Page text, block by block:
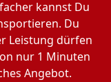
kannst Du
Du
Leistung dürfen
nur 1 Minuten
Angebot.